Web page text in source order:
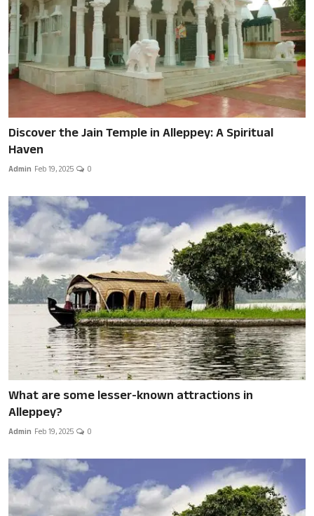
Discover the Jain Temple in Alleppey: A Spiritual
Haven
Admin Feb 19, 2025 0
What are some lesser-known attractions in
Alleppey?
Admin Feb 19, 2025 0